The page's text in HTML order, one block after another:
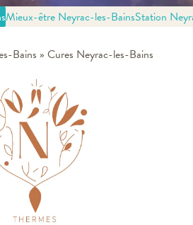
Mieux-être Neyrac-les-BainsStation
Bains » Cures Neyrac-les-Bains